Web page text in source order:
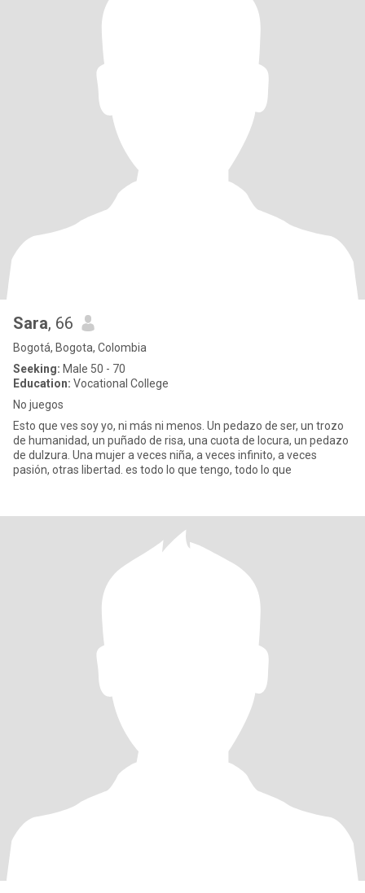
Sara, 66
Bogotá, Bogota, Colombia
Seeking: Male 50 - 70
Education: Vocational College
No juegos
Esto que ves soy yo, ni más ni menos. Un pedazo de ser, un trozo
de humanidad, un puñado de risa, una cuota de locura, un pedazo
de dulzura. Una mujer a veces niña, a veces infinito, a veces
pasión, otras libertad. es todo lo que tengo, todo lo que